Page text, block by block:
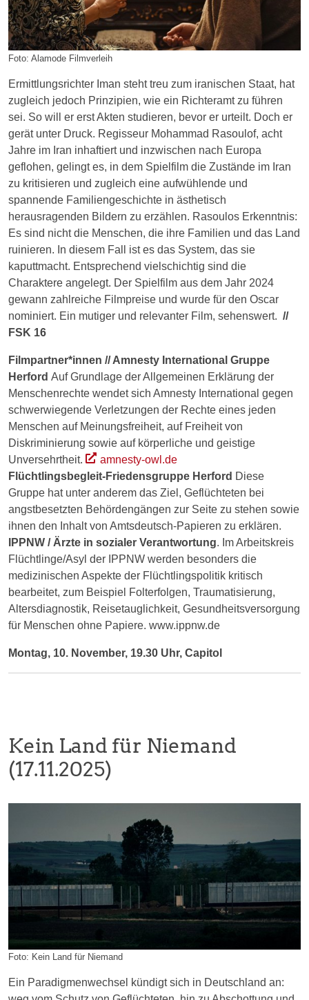
Foto: Alamode Filmverleih
Ermittlungsrichter Iman steht treu zum iranischen Staat, hat
zugleich jedoch Prinzipien, wie ein Richteramt zu führen
sei. So will er erst Akten studieren, bevor er urteilt. Doch er
gerät unter Druck. Regisseur Mohammad Rasoulof, acht
Jahre im Iran inhaftiert und inzwischen nach Europa
geflohen, gelingt es, in dem Spielfilm die Zustände im Iran
zu kritisieren und zugleich eine aufwühlende und
spannende Familiengeschichte in ästhetisch
herausragenden Bildern zu erzählen. Rasoulos Erkenntnis:
Es sind nicht die Menschen, die ihre Familien und das Land
ruinieren. In diesem Fall ist es das System, das sie
kaputtmacht. Entsprechend vielschichtig sind die
Charaktere angelegt. Der Spielfilm aus dem Jahr 2024
gewann zahlreiche Filmpreise und wurde für den Oscar
nominiert. Ein mutiger und relevanter Film, sehenswert. //
FSK 16
Filmpartner*innen // Amnesty International Gruppe
Herford Auf Grundlage der Allgemeinen Erklärung der
Menschenrechte wendet sich Amnesty International gegen
schwerwiegende Verletzungen der Rechte eines jeden
Menschen auf Meinungsfreiheit, auf Freiheit von
Diskriminierung sowie auf körperliche und geistige
Unversehrtheit.
amnesty-owl.de
Flüchtlingsbegleit-Friedensgruppe Herford Diese
Gruppe hat unter anderem das Ziel, Geflüchteten bei
angstbesetzten Behördengängen zur Seite zu stehen sowie
ihnen den Inhalt von Amtsdeutsch-Papieren zu erklären.
IPPNW / Ärzte in sozialer Verantwortung. Im Arbeitskreis
Flüchtlinge/Asyl der IPPNW werden besonders die
medizinischen Aspekte der Flüchtlingspolitik kritisch
bearbeitet, zum Beispiel Folterfolgen, Traumatisierung,
Altersdiagnostik, Reisetauglichkeit, Gesundheitsversorgung
für Menschen ohne Papiere. www.ippnw.de
Montag, 10. November, 19.30 Uhr, Capitol
Kein Land für Niemand
(17.11.2025)
Foto: Kein Land für Niemand
Ein Paradigmenwechsel kündigt sich in Deutschland an: